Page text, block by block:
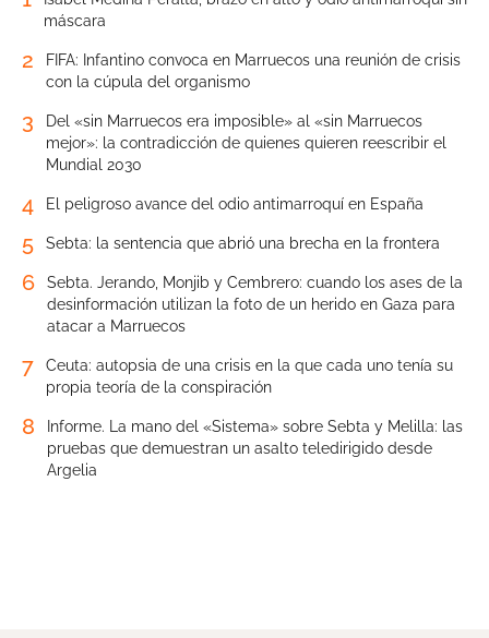
máscara
2
FIFA: Infantino convoca en Marruecos una reunión de crisis
con la cúpula del organismo
3
Del «sin Marruecos era imposible» al «sin Marruecos
mejor»: la contradicción de quienes quieren reescribir el
Mundial 2030
4 El peligroso avance del odio antimarroquí en España
5 Sebta: la sentencia que abrió una brecha en la frontera
6
Sebta. Jerando, Monjib y Cembrero: cuando los ases de la
desinformación utilizan la foto de un herido en Gaza para
atacar a Marruecos
7
Ceuta: autopsia de una crisis en la que cada uno tenía su
propia teoría de la conspiración
8
Informe. La mano del «Sistema» sobre Sebta y Melilla: las
pruebas que demuestran un asalto teledirigido desde
Argelia